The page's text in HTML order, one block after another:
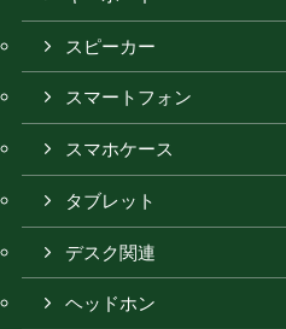
スピーカー
スマートフォン
スマホケース
タブレット
デスク関連
ヘッドホン